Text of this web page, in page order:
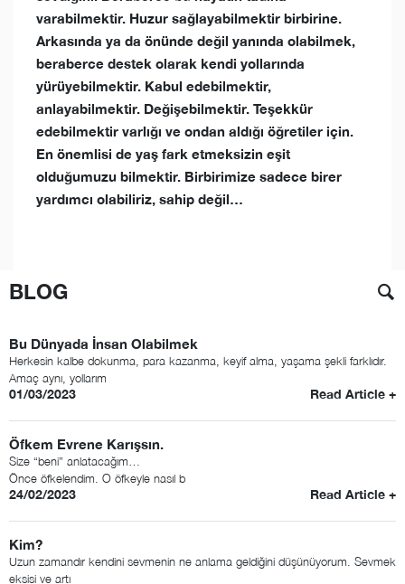
varabilmektir. Huzur sağlayabilmektir birbirine.
Arkasında ya da önünde değil yanında olabilmek,
beraberce destek olarak kendi yollarında
yürüyebilmektir. Kabul edebilmektir,
anlayabilmektir. Değişebilmektir. Teşekkür
edebilmektir varlığı ve ondan aldığı öğretiler için.
En önemlisi de yaş fark etmeksizin eşit
olduğumuzu bilmektir. Birbirimize sadece birer
yardımcı olabiliriz, sahip değil…
BLOG
Bu Dünyada İnsan Olabilmek
Herkesin kalbe dokunma, para kazanma, keyif alma, yaşama şekli farklıdır.
Amaç aynı, yollarım
01/03/2023 Read Article +
Öfkem Evrene Karışsın.
Size “beni” anlatacağım…
Önce öfkelendim. O öfkeyle nasıl b
24/02/2023 Read Article +
Kim?
Uzun zamandır kendini sevmenin ne anlama geldiğini düşünüyorum. Sevmek
eksisi ve artı